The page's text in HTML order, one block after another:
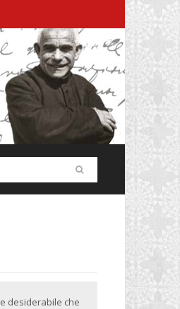
desiderabile che